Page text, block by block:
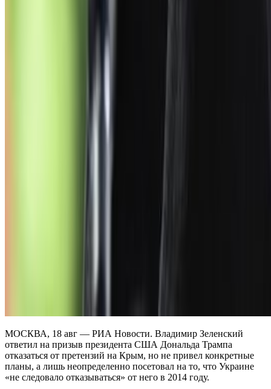
МОСКВА, 18 авг — РИА Новости. Владимир Зеленский
ответил на призыв президента США Дональда Трампа
отказаться от претензий на Крым, но не привел конкретные
планы, а лишь неопределенно посетовал на то, что Украине
«не следовало отказываться» от него в 2014 году.